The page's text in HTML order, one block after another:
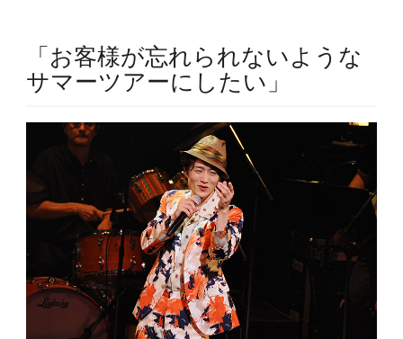
「お客様が忘れられないような
サマーツアーにしたい」